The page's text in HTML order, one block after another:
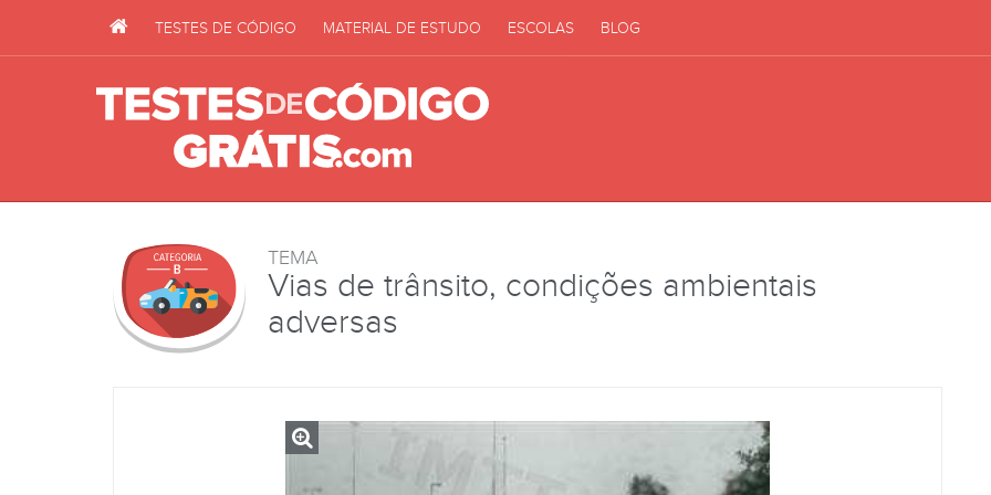
TESTES DE CÓDIGO MATERIAL DE ESTUDO ESCOLAS BLOG
TEMA
Vias de trânsito, condições ambientais
adversas